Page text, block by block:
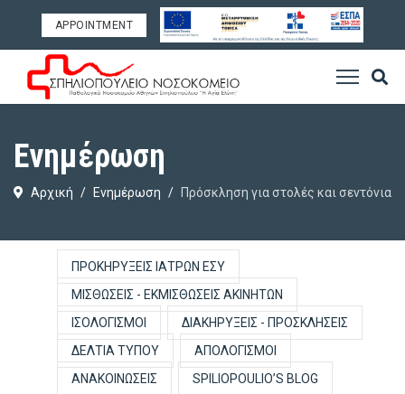
APPOINTMENT
Ενημέρωση
Αρχική Ενημέρωση Πρόσκληση για στολές και σεντόνια
ΠΡΟΚΗΡΎΞΕΙΣ ΙΑΤΡΏΝ ΕΣΥ
ΜΙΣΘΏΣΕΙΣ - ΕΚΜΙΣΘΏΣΕΙΣ ΑΚΙΝΉΤΩΝ
ΙΣΟΛΟΓΙΣΜΟΊ
ΔΙΑΚΗΡΎΞΕΙΣ - ΠΡΟΣΚΛΉΣΕΙΣ
ΔΕΛΤΊΑ ΤΎΠΟΥ
ΑΠΟΛΟΓΙΣΜΟΊ
ΑΝΑΚΟΙΝΏΣΕΙΣ
SPILIOPOULIO’S BLOG